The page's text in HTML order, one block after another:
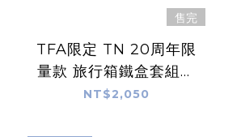
售完
TFA限定 TN 20周年限
量款 旅行箱鐵盒套組｜
日本 Traveler’s
NT$2,050